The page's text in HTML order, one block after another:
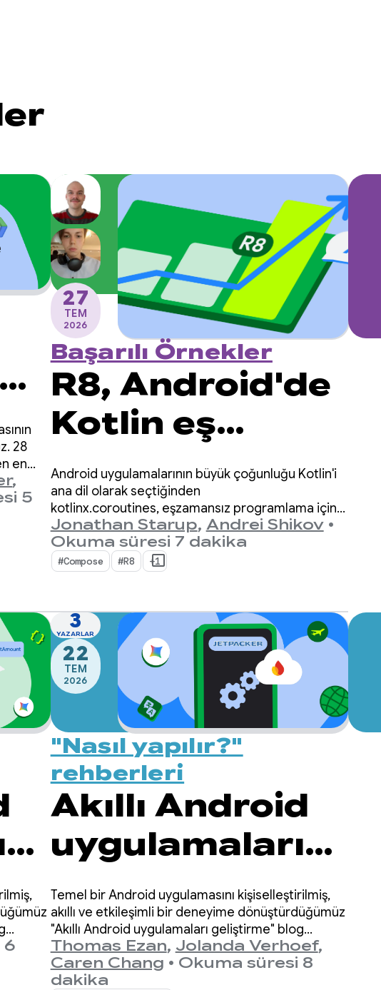
28
en
,
5
27
TEM
2026
Başarılı Örnekler
R8, Android'de
Kotlin eş
yordamlarını
nasıl 2 kat
daha hızlı hale
getirdi?
Android uygulamalarının büyük çoğunluğu Kotlin'i
ana dil olarak seçtiğinden
kotlinx.coroutines, eşzamansız programlama için
fiili bir standart haline geldi. Kitaplık, Kotlin'e özgü
olan eşzamanlı akışları yönetmek için iyi
tasarlanmış ve yapılandırılmış bir yol sunar.
Jonathan Starup, Andrei Shikov •
Okuma süresi 7 dakika
#Compose #R8 +1
6
3
YAZARLAR
22
TEM
2026
"Nasıl yapılır?"
rehberleri
Akıllı Android
uygulamaları
geliştirme:
Bulut ve karma
çıkarım
Temel bir Android uygulamasını kişiselleştirilmiş,
akıllı ve etkileşimli bir deneyime dönüştürdüğümüz
"Akıllı Android uygulamaları geliştirme" blog
yayınları serisine tekrar hoş geldiniz.
Thomas Ezan, Jolanda Verhoef,
Caren Chang • Okuma süresi 8
dakika